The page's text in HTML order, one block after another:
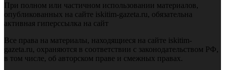
При полном или частичном использовании материалов,
опубликованных на сайте iskitim-gazeta.ru, обязательна
активная гиперссылка на сайт
Все права на материалы, находящиеся на сайте iskitim-
gazeta.ru, охраняются в соответствии с законодательством РФ,
в том числе, об авторском праве и смежных правах.